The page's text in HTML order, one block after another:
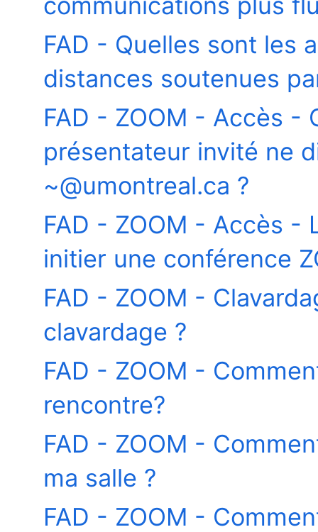
FAD - Quelles sont les
distances soutenues
FAD - ZOOM - Accès -
présentateur invité ne
~@umontreal.ca ?
FAD - ZOOM - Accès -
initier une conférence
FAD - ZOOM -
clavardage ?
FAD - ZOOM -
rencontre?
FAD - ZOOM -
ma salle ?
FAD - ZOOM -